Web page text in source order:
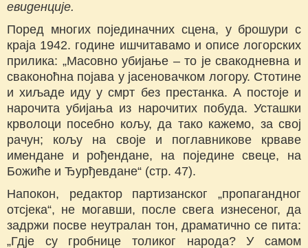
евиденције.
Поред многих појединачних сцена, у брошури с
краја 1942. године ишчитавамо и описе логорских
прилика: „Масовно убијање – то је свакодневна и
сваконоћна појава у јасеновачком логору. Стотине
и хиљаде иду у смрт без престанка. А постоје и
нарочита убијања из нарочитих побуда. Усташки
крволоци посебно кољу, да тако кажемо, за свој
рачун; кољу на своје и поглавникове крваве
имендане и рођендане, на поједине свеце, на
Божиће и Ђурђевдане“ (стр. 47).
Напокон, редактор партизанског „пропагандног
отсјека“, не могавши, после свега изнесеног, да
задржи посве неутралан тон, драматично се пита:
„Гдје су гробнице толиког народа? У самом